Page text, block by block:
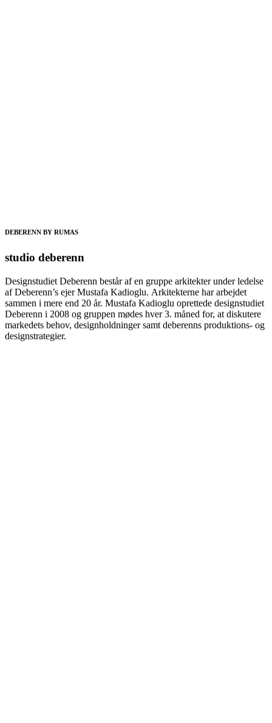
DEBERENN BY RUMAS
studio deberenn
Designstudiet Deberenn består af en gruppe arkitekter under ledelse
af Deberenn’s ejer Mustafa Kadioglu. Arkitekterne har arbejdet
sammen i mere end 20 år. Mustafa Kadioglu oprettede designstudiet
Deberenn i 2008 og gruppen mødes hver 3. måned for, at diskutere
markedets behov, designholdninger samt deberenns produktions- og
designstrategier.